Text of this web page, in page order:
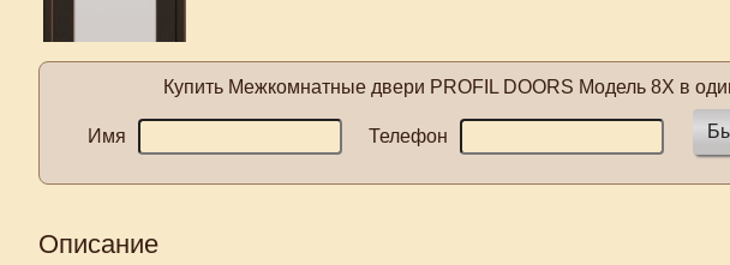
Купить Межкомнатные двери PROFIL DOORS Модель 8X в
Имя Телефон
Описание